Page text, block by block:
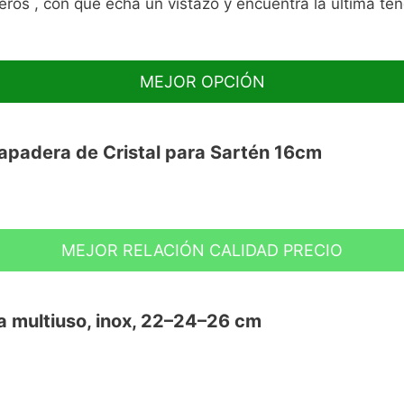
MEJOR OPCIÓN
de Cristal para Sartén 16cm
de los dedos.
MEJOR RELACIÓN CALIDAD PRECIO
multiuso, inox, 22–24–26 cm